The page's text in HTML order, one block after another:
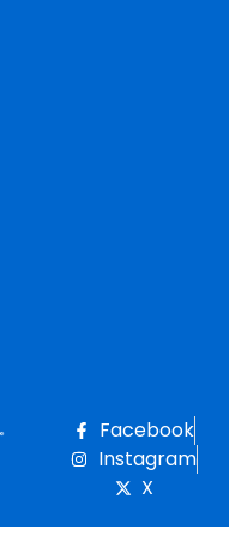
Facebook
Instagram
X